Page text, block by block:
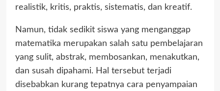
realistik, kritis, praktis, sistematis, dan kreatif.
Namun, tidak sedikit siswa yang menganggap
matematika merupakan salah satu pembelajaran
yang sulit, abstrak, membosankan, menakutkan,
dan susah dipahami. Hal tersebut terjadi
disebabkan kurang tepatnya cara penyampaian